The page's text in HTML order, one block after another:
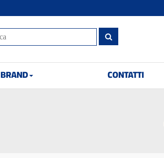
BRAND CONTATTI